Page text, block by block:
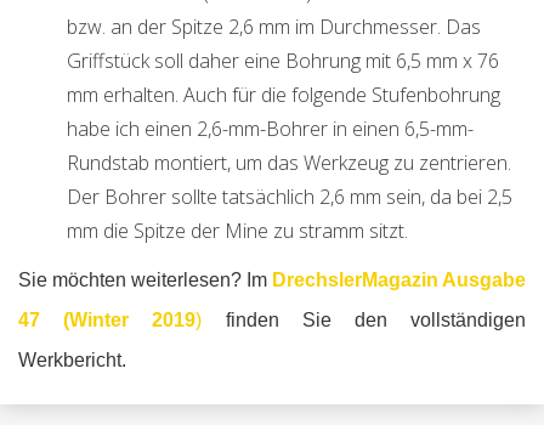
bzw. an der Spitze 2,6 mm im Durchmesser. Das
Griffstück soll daher eine Bohrung mit 6,5 mm x 76
mm erhalten. Auch für die folgende Stufenbohrung
habe ich einen 2,6-mm-Bohrer in einen 6,5-mm-
Rundstab montiert, um das Werkzeug zu zentrieren.
Der Bohrer sollte tatsächlich 2,6 mm sein, da bei 2,5
mm die Spitze der Mine zu stramm sitzt.
Sie möchten weiterlesen? Im DrechslerMagazin Ausgabe
47 (Winter 2019) finden Sie den vollständigen
Werkbericht.